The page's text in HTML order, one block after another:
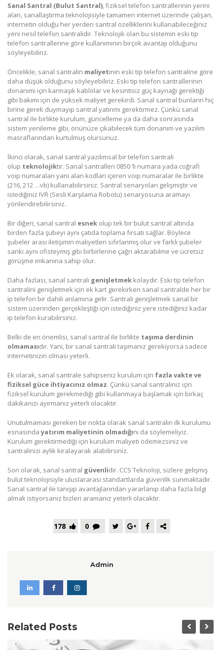
Sanal Santral (Bulut Santral) , fiziksel telefon santrallerinin yerini
alan, sanallaştırma teknolojisiyle tamamen internet üzerinde çalışan,
internetin olduğu her yerden santral özelliklerini kullanabileceğiniz
yeni nesil telefon santralidir. Teknolojik olan bu sistemin eski tip
telefon santrallerine göre kullanımının birçok avantajı olduğunu
söyleyebiliriz.
Öncelikle, sanal santralin maliyetinin eski tip telefon santraline göre
daha düşük olduğunu söyleyebiliriz. Eski tip telefon santrallerinin
donanımı için karmaşık kablolar ve kesintisiz güç kaynağı gerektiği
gibi bakımı için de yüksek maliyet gerekirdi. Sanal santral bunların hiç
birine gerek duymayıp santral yatırımı gerektirmez. Çünkü sanal
santral ile birlikte kurulum, güncelleme ya da daha sonrasında
sistem yenileme gibi, önünüze çıkabilecek tüm donanım ve yazılım
masraflarından kurtulmuş olursunuz.
İkinci olarak, sanal santral yazılımsal bir telefon santrali
olup teknolojiktir. Sanal santralleri 0850 ‘li numara yada coğrafi
voip numaraları yani alan kodları içeren voip numaralar ile birlikte
(216, 212 …vb) kullanabilirsiniz. Santral senaryoları gelişmiştir ve
istediğiniz IVR (Sesli Karşılama Robotu) senaryosuna aramayı
yönlendirebilirsiniz.
Bir diğeri, sanal santral esnek olup tek bir bulut santral altında
birden fazla şubeyi aynı çatıda toplama fırsatı sağlar. Böylece
şubeler arası iletişimin maliyetleri sıfırlanmış olur ve farklı şubeler
sanki aynı ofisteymiş gibi birbirlerine çağrı aktarabilme ve ücretsiz
görüşme imkanına sahip olur.
Daha fazlası, sanal santrali genişletmek kolaydır. Eski tip telefon
santralini genişletmek için ek kart gerekirken sanal santralde her bir
ip telefon bir dahili anlamına gelir. Santrali genişletmek sanal bir
sistem üzerinden gerçekleştiği için istediğiniz yere istediğiniz kadar
ip telefon kurabilirsiniz.
Belki de en önemlisi, sanal santral ile birlikte taşıma derdinin
olmamasıdır. Yani, bir sanal santrali taşımanız gerekiyorsa sadece
internetinizin olması yeterli.
Ek olarak, sanal santrale sahipseniz kurulum için fazla vakte ve
fiziksel güce ihtiyacınız olmaz. Çünkü sanal santraliniz için
fiziksel kurulum gerekmediği gibi kullanmaya başlamak için birkaç
dakikanızı ayırmanız yeterli olacaktır.
Unutulmaması gereken bir nokta olarak sanal santralin ilk kurulumu
esnasındayatırım maliyetinin olmadığını da söylemeliyiz.
Kurulum gerektirmediği için kurulum maliyeti ödemezsiniz ve
santralinizi aylık kiralayarak alabilirsiniz.
Son olarak, sanal santral güvenlidir. CCS Teknoloji, sizlere gelişmiş
bulut teknolojisiyle uluslararası standartlarda güvenlik sunmaktadır.
Sanal santral ile tanışıp avantajlarından yararlanıp daha fazla bilgi
almak istiyorsanız bizleri aramanız yeterli olacaktır.
178 0
Admin
Related Posts